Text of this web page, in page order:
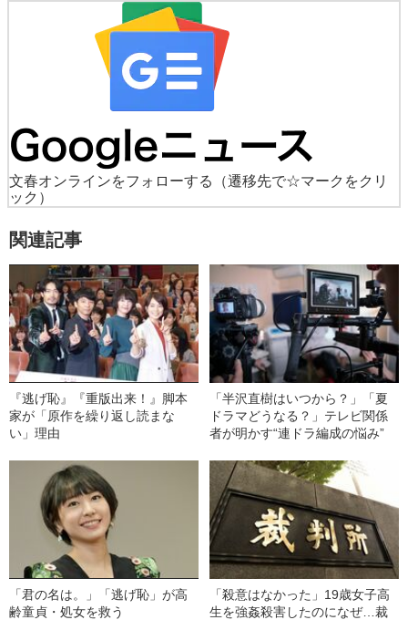
文春オンラインをフォローする
（遷移先で☆マークをクリ
ック）
関連記事
『逃げ恥』『重版出来！』脚本
家が「原作を繰り返し読まな
い」理由
「半沢直樹はいつから？」「夏
ドラマどうなる？」テレビ関係
者が明かす“連ドラ編成の悩み”
「君の名は。」「逃げ恥」が高
齢童貞・処女を救う
「殺意はなかった」19歳女子高
生を強姦殺害したのになぜ…裁